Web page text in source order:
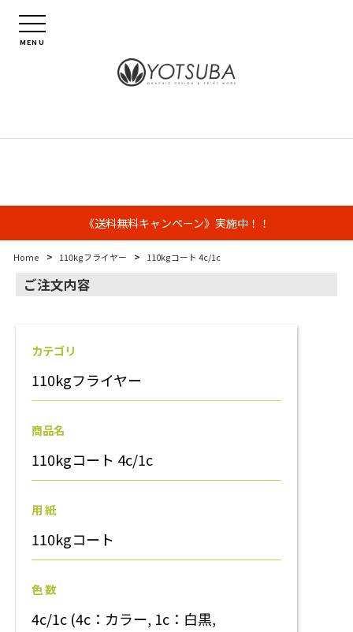
MENU
《送料無料キャンペーン》実施中！！
Home > 110kgフライヤー > 110kgコート 4c/1c
ご注文内容
カテゴリ
110kgフライヤー
商品名
110kgコート 4c/1c
用 紙
110kgコート
色 数
4c/1c (4c：カラー, 1c：白黒,